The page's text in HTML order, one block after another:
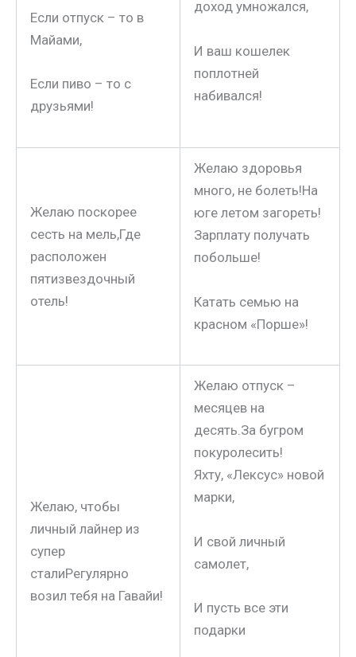
Если отпуск – то в
Майами,
Если пиво – то с
друзьями!
доход умножался,
И ваш кошелек
поплотней
набивался!
Желаю поскорее
сесть на мель,Где
расположен
пятизвездочный
отель!
Желаю здоровья
много, не болеть!На
юге летом загореть!
Зарплату получать
побольше!
Катать семью на
красном «Порше»!
Желаю, чтобы
личный лайнер из
супер
сталиРегулярно
возил тебя на Гавайи!
Желаю отпуск –
месяцев на
десять.За бугром
покуролесить!
Яхту, «Лексус» новой
марки,
И свой личный
самолет,
И пусть все эти
подарки